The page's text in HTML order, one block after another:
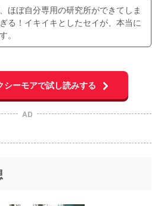
ほぼ自分専用の研究所ができてしま
る！イキイキとしたセイが、本当に
。
シーモアで試し読みする
AD